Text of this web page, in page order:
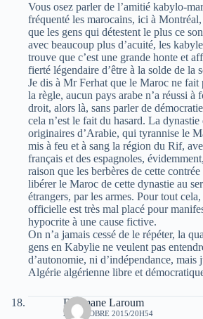
Vous osez parler de l’amitié kabylo-
fréquenté les marocains, ici à
que les gens qui détestent le plus ce
avec beaucoup plus d’acuité, les
trouve que c’est une grande honte et
fierté légendaire d’être à la solde de la
Je dis à Mr Ferhat que le Maroc ne fait
la règle, aucun pays arabe n’a réussi à
droit, alors là, sans parler de
cela n’est le fait du hasard. La dynastie
originaires d’Arabie, qui tyrannise le
mis à feu et à sang la région du Rif,
français et des espagnoles,
raison que les berbères de cette
libérer le Maroc de cette dynastie au
étrangers, par les armes. Pour tout
officielle est très mal placé pour
hypocrite à une cause fictive.
On n’a jamais cessé de le répéter, la
gens en Kabylie ne veulent pas
d’autonomie, ni d’indépendance, mais
Algérie algérienne libre et
Dahmane Laroum
29 OCTOBRE 2015/20H54